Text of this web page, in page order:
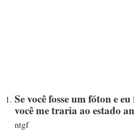
Se você fosse um fóton e
você me traria ao estado
ntgf